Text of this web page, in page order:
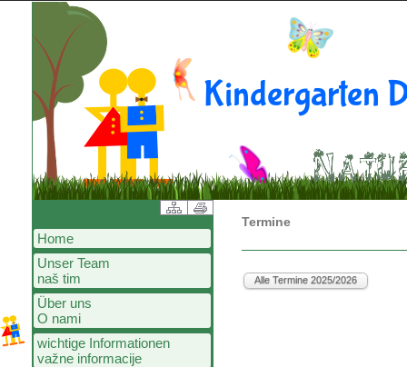
Home
Unser Team
naš tim
Über uns
O nami
wichtige Informationen
važne informacije
Termine